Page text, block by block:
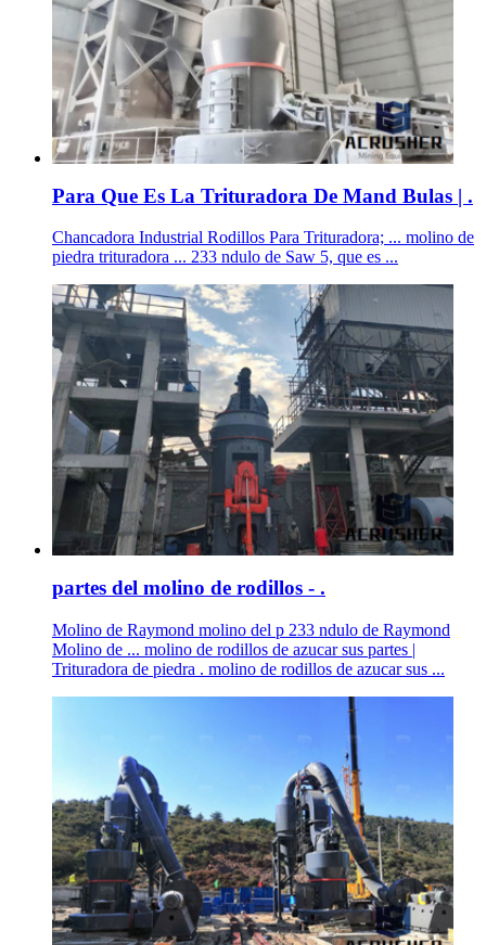
Para Que Es La Trituradora De Mand Bulas | .
Chancadora Industrial Rodillos Para Trituradora; ... molino de
piedra trituradora ... 233 ndulo de Saw 5, que es ...
partes del molino de rodillos - .
Molino de Raymond molino del p 233 ndulo de Raymond
Molino de ... molino de rodillos de azucar sus partes |
Trituradora de piedra . molino de rodillos de azucar sus ...